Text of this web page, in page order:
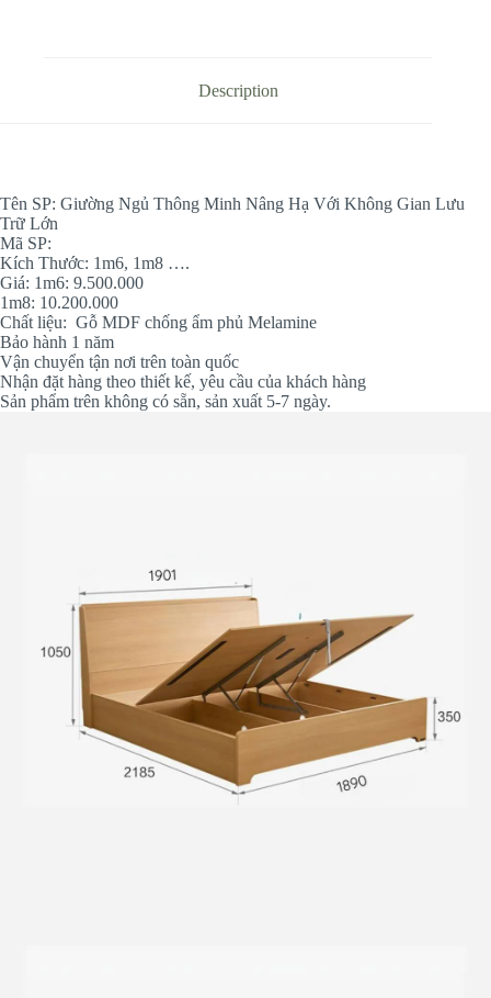
Description
Tên SP: Giường Ngủ Thông Minh Nâng Hạ Với Không Gian Lưu
Trữ Lớn
Mã SP:
Kích Thước: 1m6, 1m8 ….
Giá: 1m6: 9.500.000
1m8: 10.200.000
Chất liệu: Gỗ MDF chống ẩm phủ Melamine
Bảo hành 1 năm
Vận chuyển tận nơi trên toàn quốc
Nhận đặt hàng theo thiết kế, yêu cầu của khách hàng
Sản phẩm trên không có sẵn, sản xuất 5-7 ngày.